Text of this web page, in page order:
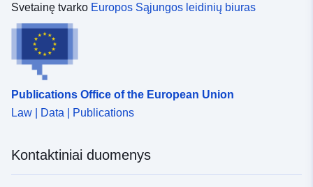
Svetainę tvarko Europos Sąjungos leidinių biuras
Publications Office of the European Union
Law | Data | Publications
Kontaktiniai duomenys